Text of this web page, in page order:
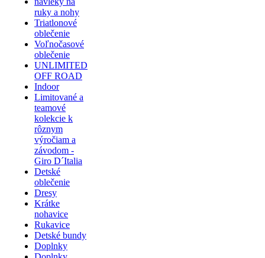
ruky a nohy
Triatlonové
oblečenie
Voľnočasové
oblečenie
UNLIMITED
OFF ROAD
Indoor
Limitované a
teamové
kolekcie k
rôznym
výročiam a
závodom -
Giro D´Italia
Detské
oblečenie
Dresy
Krátke
nohavice
Rukavice
Detské bundy
Doplnky